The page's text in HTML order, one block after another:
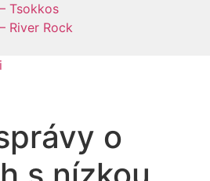
Tsokkos
River Rock
o